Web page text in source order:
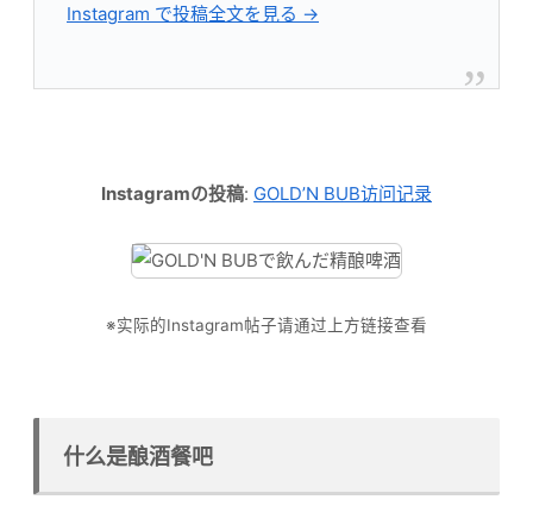
Instagram で投稿全文を見る →
Instagramの投稿: GOLD’N BUB访问记录
※实际的Instagram帖子请通过上方链接查看
什么是酿酒餐吧